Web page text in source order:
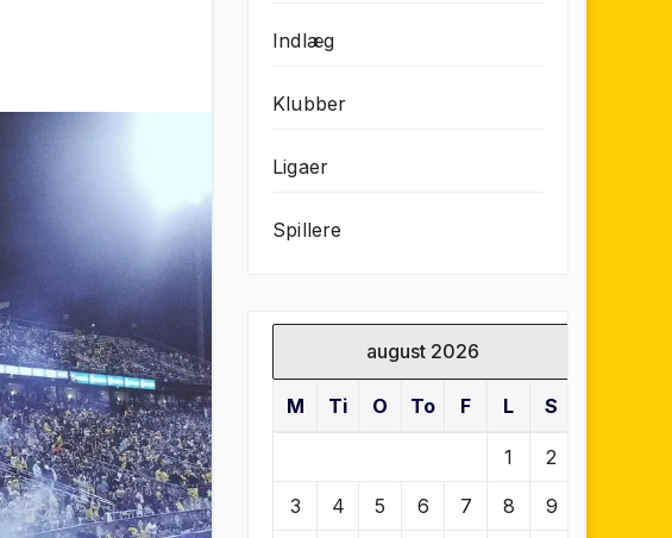
Indlæg
Klubber
Ligaer
Spillere
august 2026
M Ti O To F L S
1 2
3 4 5 6 7 8 9